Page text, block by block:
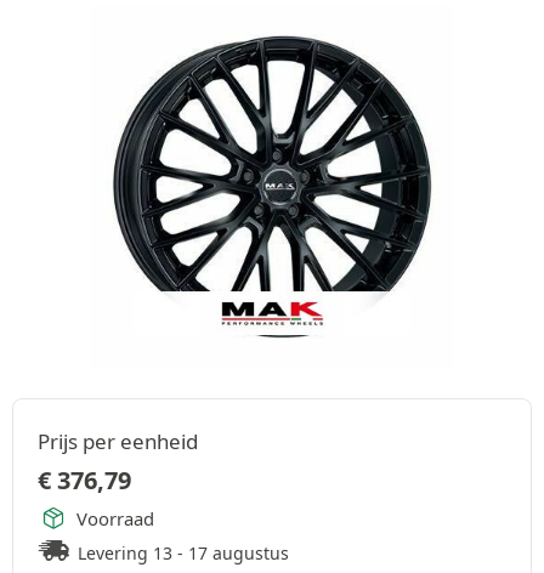
Prijs per eenheid
€376,79
Voorraad
Levering 13 - 17 augustus